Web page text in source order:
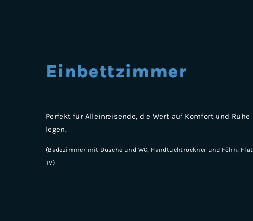
Einbettzimmer
Perfekt für Alleinreisende, die Wert auf Komfort und Ruhe
legen.
(Badezimmer mit Dusche und WC, Handtuchtrockner und Föhn, Flat
TV)